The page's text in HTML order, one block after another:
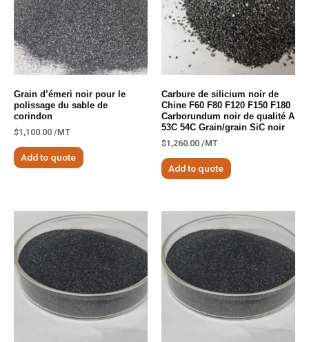
Grain d’émeri noir pour le
polissage du sable de
corindon
$1,100.00 /MT
Add to quote
Carbure de silicium noir de
Chine F60 F80 F120 F150 F180
Carborundum noir de qualité A
53C 54C Grain/grain SiC noir
$1,260.00 /MT
Add to quote